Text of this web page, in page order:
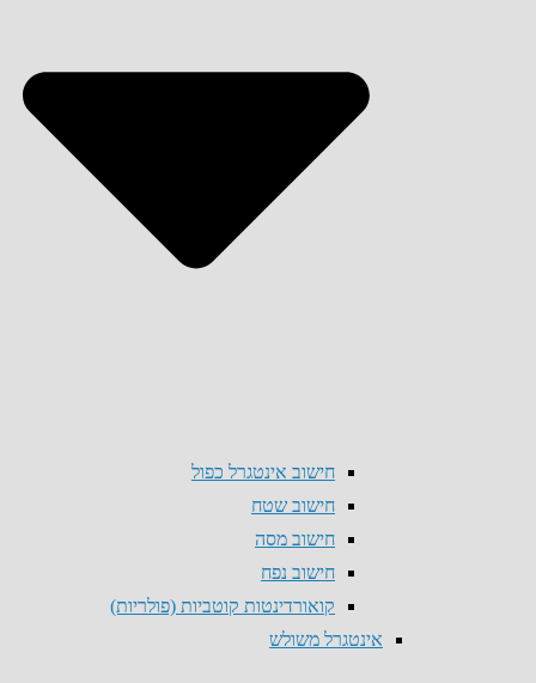
חישוב אינטגרל כפול
חישוב שטח
חישוב מסה
חישוב נפח
קואורדינטות קוטביות (פולריות)
אינטגרל משולש